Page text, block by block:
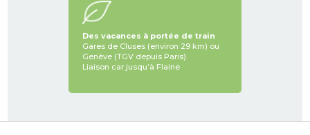
Des vacances à portée de train
Gares de Cluses (environ 29 km) ou
Genève (TGV depuis Paris).
Liaison car jusqu’à Flaine